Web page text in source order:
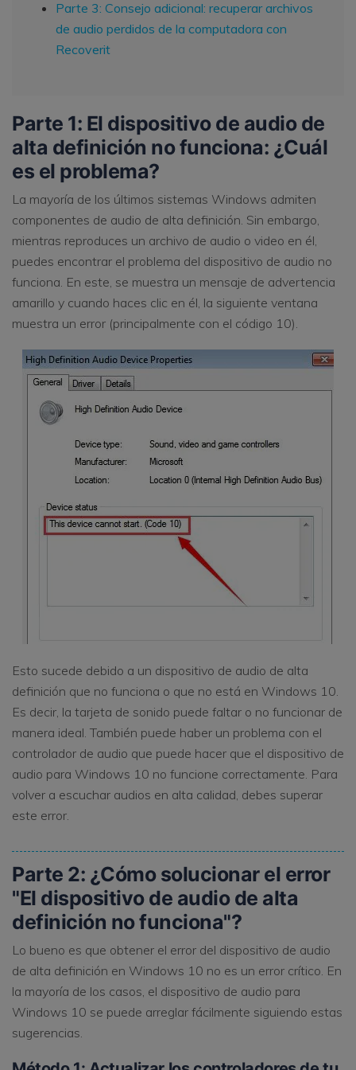
Parte 3: Consejo adicional: recuperar archivos
de audio perdidos de la computadora con
Recoverit
Parte 1: El dispositivo de audio de
alta definición no funciona: ¿Cuál
es el problema?
La mayoría de los últimos sistemas Windows admiten
componentes de audio de alta definición. Sin embargo,
mientras reproduces un archivo de audio o video en él,
puedes encontrar el problema del dispositivo de audio no
funciona. En este, se muestra un mensaje de advertencia
amarillo y cuando haces clic en él, la siguiente ventana
muestra un error (principalmente con el código 10).
Esto sucede debido a un dispositivo de audio de alta
definición que no funciona o que no está en Windows 10.
Es decir, la tarjeta de sonido puede faltar o no funcionar de
manera ideal. También puede haber un problema con el
controlador de audio que puede hacer que el dispositivo de
audio para Windows 10 no funcione correctamente. Para
volver a escuchar audios en alta calidad, debes superar
este error.
Parte 2: ¿Cómo solucionar el error
"El dispositivo de audio de alta
definición no funciona"?
Lo bueno es que obtener el error del dispositivo de audio
de alta definición en Windows 10 no es un error crítico. En
la mayoría de los casos, el dispositivo de audio para
Windows 10 se puede arreglar fácilmente siguiendo estas
sugerencias.